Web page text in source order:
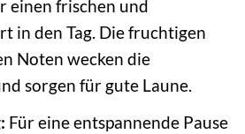
einen frischen und
in den Tag. Die fruchtigen
Noten wecken die
sorgen für gute Laune.
Für eine entspannende Pause